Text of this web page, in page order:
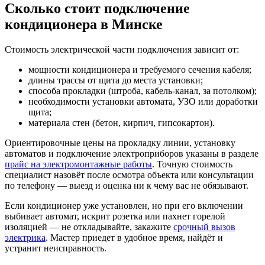
Сколько стоит подключение
кондиционера в Минске
Стоимость электрической части подключения зависит от:
мощности кондиционера и требуемого сечения кабеля;
длины трассы от щита до места установки;
способа прокладки (штроба, кабель-канал, за потолком);
необходимости установки автомата, УЗО или доработки
щита;
материала стен (бетон, кирпич, гипсокартон).
Ориентировочные цены на прокладку линии, установку
автоматов и подключение электроприборов указаны в разделе
прайс на электромонтажные работы. Точную стоимость
специалист назовёт после осмотра объекта или консультации
по телефону — выезд и оценка ни к чему вас не обязывают.
Если кондиционер уже установлен, но при его включении
выбивает автомат, искрит розетка или пахнет горелой
изоляцией — не откладывайте, закажите срочный вызов
электрика. Мастер приедет в удобное время, найдёт и
устранит неисправность.